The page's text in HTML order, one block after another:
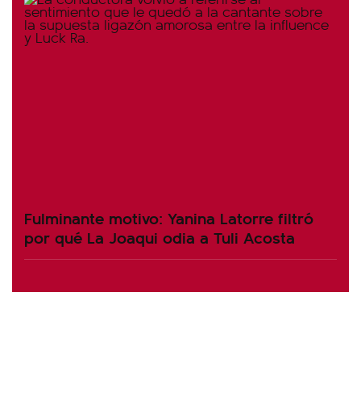
Fulminante motivo: Yanina Latorre filtró
por qué La Joaqui odia a Tuli Acosta